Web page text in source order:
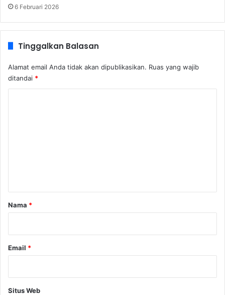
6 Februari 2026
Tinggalkan Balasan
Alamat email Anda tidak akan dipublikasikan. Ruas yang wajib
ditandai *
rNama *
Email *
Situs Web